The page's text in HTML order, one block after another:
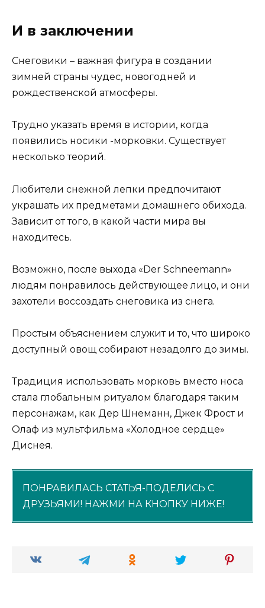
И в заключении
Снеговики – важная фигура в создании
зимней страны чудес, новогодней и
рождественской атмосферы.
Трудно указать время в истории, когда
появились носики -морковки. Существует
несколько теорий.
Любители снежной лепки предпочитают
украшать их предметами домашнего обихода.
Зависит от того, в какой части мира вы
находитесь.
Возможно, после выхода «Der Schneemann»
людям понравилось действующее лицо, и они
захотели воссоздать снеговика из снега.
Простым объяснением служит и то, что широко
доступный овощ собирают незадолго до зимы.
Традиция использовать морковь вместо носа
стала глобальным ритуалом благодаря таким
персонажам, как Дер Шнеманн, Джек Фрост и
Олаф из мультфильма «Холодное сердце»
Диснея.
ПОНРАВИЛАСЬ СТАТЬЯ-ПОДЕЛИСЬ С
ДРУЗЬЯМИ! НАЖМИ НА КНОПКУ НИЖЕ!